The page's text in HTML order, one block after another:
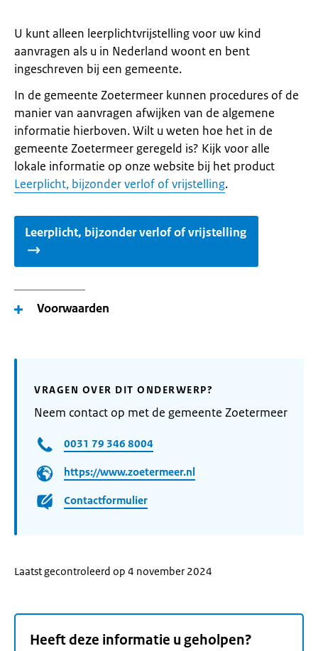
U kunt alleen leerplichtvrijstelling voor uw kind
aanvragen als u in Nederland woont en bent
ingeschreven bij een gemeente.
In de gemeente Zoetermeer kunnen procedures of de
manier van aanvragen afwijken van de algemene
informatie hierboven. Wilt u weten hoe het in de
gemeente Zoetermeer geregeld is? Kijk voor alle
lokale informatie op onze website bij het product
Leerplicht, bijzonder verlof of vrijstelling.
Leerplicht, bijzonder verlof of vrijstelling
Voorwaarden
VRAGEN OVER DIT ONDERWERP?
Neem contact op met de gemeente Zoetermeer
0031 79 346 8004
https://www.zoetermeer.nl
Contactformulier
Laatst gecontroleerd op 4 november 2024
Heeft deze informatie u geholpen?